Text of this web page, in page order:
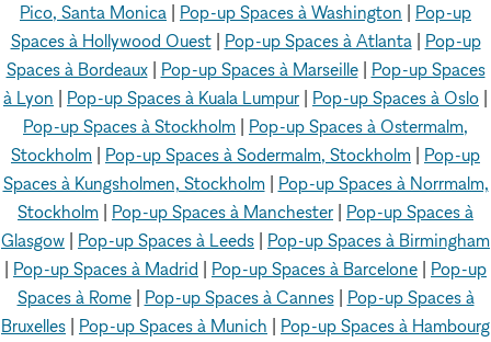
Pico, Santa Monica
Pop-up Spaces à Washington
Pop-up
Spaces à Hollywood Ouest| Pop-up Spaces à Atlanta| Pop-up
Spaces à Bordeaux| Pop-up Spaces à Marseille| Pop-up Spaces
à Lyon
Pop-up Spaces à Kuala Lumpur Pop-up Spaces à Oslo
Pop-up Spaces à Stockholm
Pop-up Spaces à Ostermalm,
Stockholm
Pop-up Spaces à Sodermalm, Stockholm
Pop-up
Spaces à Kungsholmen, Stockholm| Pop-up Spaces à Norrmalm,
Stockholm
Pop-up Spaces à Manchester
Pop-up Spaces à
Glasgow
Pop-up Spaces à Leeds
Pop-up Spaces à Birmingham
Pop-up Spaces à Madrid Pop-up Spaces à Barcelone
Pop-up
Spaces à Rome| Pop-up Spaces à Cannes| Pop-up Spaces à
Bruxelles
Pop-up Spaces à Munich
Pop-up Spaces à Hambourg